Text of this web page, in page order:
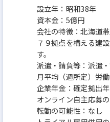
設立年：昭和38年
資本金：5億円
会社の特徴：北海道
７９拠点を構える建
す。
派遣・請負等：派遣
月平均（週所定）労
企業年金：確定拠出
オンライン自主応募
転勤の可能性：なし